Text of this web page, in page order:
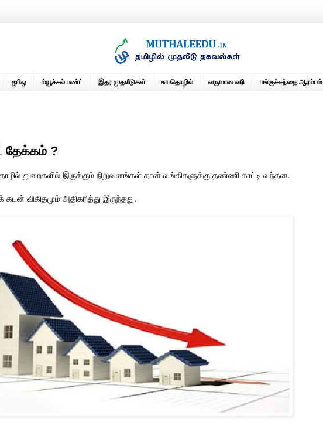
ஐபிஒ ம்யூச்சல் பண்ட் இதர முதலீடுகள் சுயதொழில் வருமான வரி பங்குச்சந்தை ஆரம்பம்
தேக்கம் ?
துறைகளில் இருக்கும் நிறுவனங்கள் தான் வங்கிகளுக்கு தண்ணி காட்டி வந்தன.
விகிதமும் அதிகரித்து இருந்தது.